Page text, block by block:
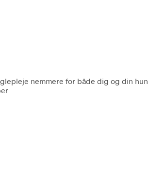
nemmere for både dig og din